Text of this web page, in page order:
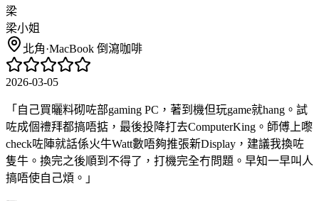
梁
梁小姐
北角·MacBook 倒瀉咖啡
2026-03-05
「 自己買曬料砌咗部gaming PC，著到機但玩game就hang。試
咗成個禮拜都搞唔掂，最後投降打去ComputerKing。師傅上嚟
check咗陣就話係火牛Watt數唔夠推張新Display，建議我換咗
隻牛。換完之後順到不得了，打機完全冇問題。早知一早叫人
搞唔使自己煩。 」